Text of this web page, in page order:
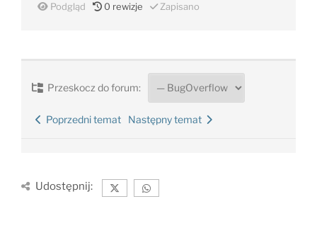
Podgląd 0 rewizje Zapisano
Przeskocz do forum:
Poprzedni temat Następny temat
Udostępnij: